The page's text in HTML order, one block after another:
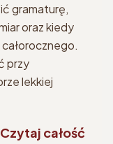
gramaturę,
oraz kiedy
przy
lekkiej
Czytaj całość